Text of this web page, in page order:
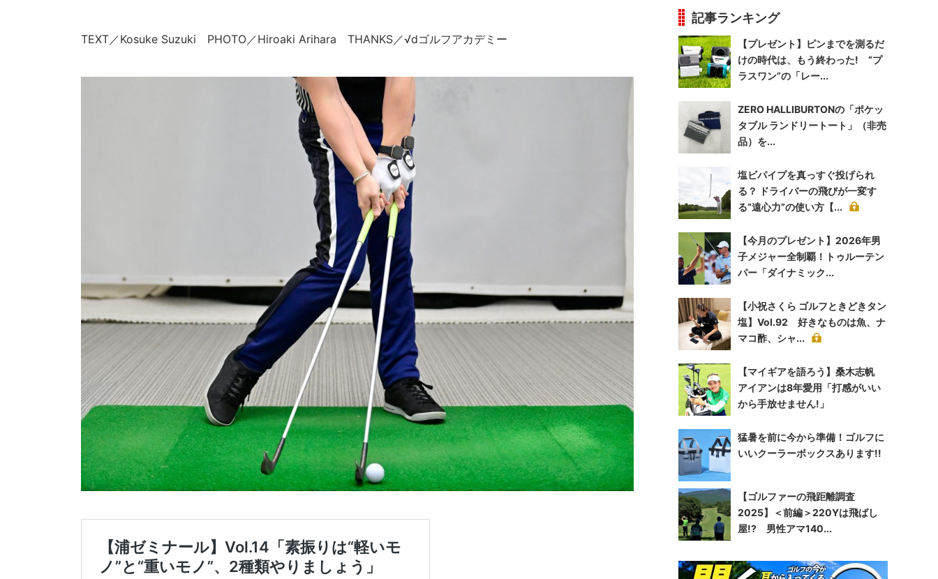
TEXT／Kosuke Suzuki PHOTO／Hiroaki Arihara THANKS／√dゴルフアカデミー
記事ランキング
【プレゼント】ピンまでを測るだ
けの時代は、もう終わった! “プ
ラスワン”の「レー...
ZERO HALLIBURTONの「ポケッ
タブル ランドリートート」（非売
品）を...
塩ビパイプを真っすぐ投げられ
る？ ドライバーの飛びが一変す
る“遠心力”の使い方【...
【今月のプレゼント】2026年男
子メジャー全制覇！トゥルーテン
パー「ダイナミック...
【小祝さくら ゴルフときどきタン
塩】Vol.92 好きなものは魚、ナ
マコ酢、シャ...
【マイギアを語ろう】桑木志帆
アイアンは8年愛用「打感がいい
から手放せません!」
猛暑を前に今から準備！ゴルフに
いいクーラーボックスあります!!
【ゴルファーの飛距離調査
2025】＜前編＞220Yは飛ばし
屋!? 男性アマ140...